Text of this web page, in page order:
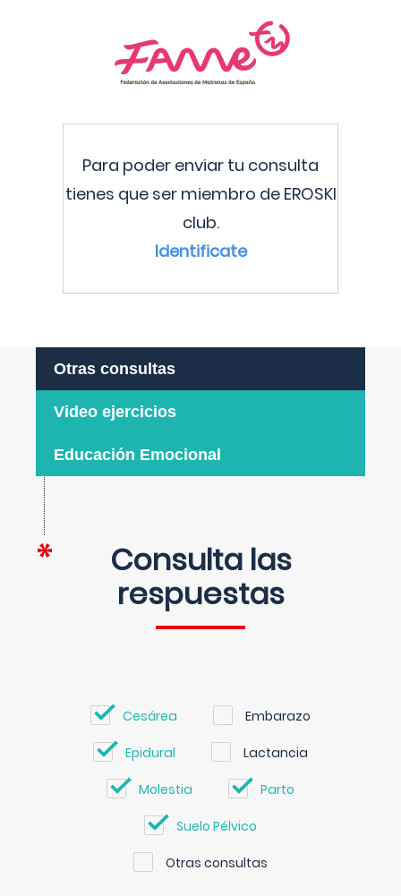
Para poder enviar tu consulta
tienes que ser miembro de EROSKI
club.
Identificate
Otras consultas
Video ejercicios
Educación Emocional
Consulta las
respuestas
Cesárea Embarazo
Epidural Lactancia
Molestia Parto
Suelo Pélvico
Otras consultas